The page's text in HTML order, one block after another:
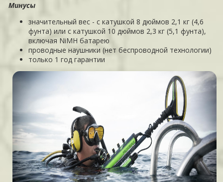
Минусы
значительный вес - с катушкой 8 дюймов 2,1 кг (4,6
фунта) или с катушкой 10 дюймов 2,3 кг (5,1 фунта),
включая NiMH батарею
проводные наушники (нет беспроводной технологии)
только 1 год гарантии